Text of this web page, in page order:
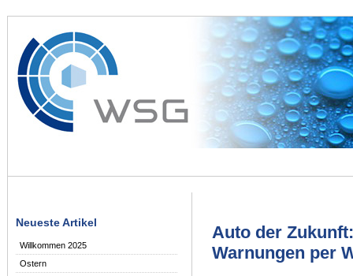
Neueste Artikel
Willkommen 2025
Ostern
Auto der
Warnungen per